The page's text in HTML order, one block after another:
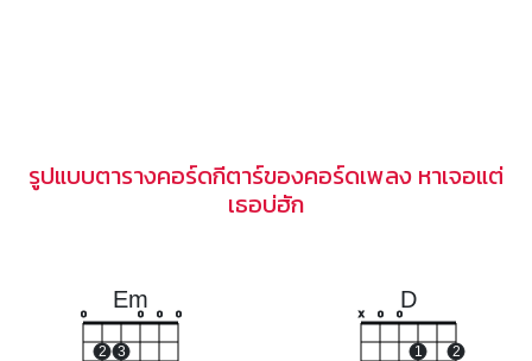
รูปแบบตารางคอร์ดกีตาร์ของคอร์ดเพลง หาเจอแต่
เธอบ่ฮัก
Em
o
2 3
o o o
D
x o o
1
2